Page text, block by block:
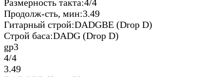
Размерность такта:4/4
Продолж-сть, мин:3.49
Гитарный строй:DADGBE (Drop D)
Строй баса:DADG (Drop D)
gp3
4/4
3.49